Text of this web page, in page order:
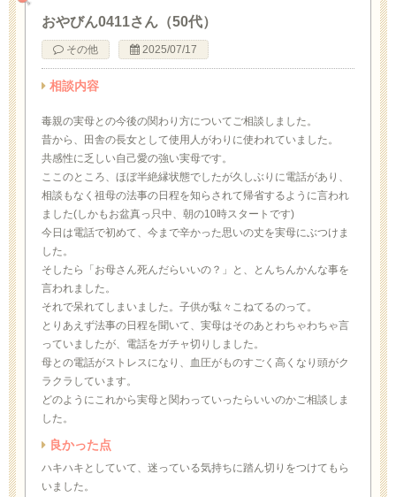
おやびん0411さん（50代）
その他 2025/07/17
相談内容
毒親の実母との今後の関わり方についてご相談しました。
昔から、田舎の長女として使用人がわりに使われていました。
共感性に乏しい自己愛の強い実母です。
ここのところ、ほぼ半絶縁状態でしたが久しぶりに電話があり、
相談もなく祖母の法事の日程を知らされて帰省するように言われ
ました(しかもお盆真っ只中、朝の10時スタートです)
今日は電話で初めて、今まで辛かった思いの丈を実母にぶつけま
した。
そしたら「お母さん死んだらいいの？」と、とんちんかんな事を
言われました。
それで呆れてしまいました。子供が駄々こねてるのって。
とりあえず法事の日程を聞いて、実母はそのあとわちゃわちゃ言
っていましたが、電話をガチャ切りしました。
母との電話がストレスになり、血圧がものすごく高くなり頭がク
ラクラしています。
どのようにこれから実母と関わっていったらいいのかご相談しま
した。
良かった点
ハキハキとしていて、迷っている気持ちに踏ん切りをつけてもら
いました。